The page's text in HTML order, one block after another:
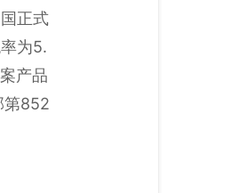
正式
为5.
产品
第852